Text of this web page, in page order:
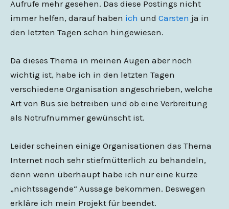
Aufrufe mehr gesehen. Das diese Postings nicht
immer helfen, darauf haben ich und Carsten ja in
den letzten Tagen schon hingewiesen.
Da dieses Thema in meinen Augen aber noch
wichtig ist, habe ich in den letzten Tagen
verschiedene Organisation angeschrieben, welche
Art von Bus sie betreiben und ob eine Verbreitung
als Notrufnummer gewünscht ist.
Leider scheinen einige Organisationen das Thema
Internet noch sehr stiefmütterlich zu behandeln,
denn wenn überhaupt habe ich nur eine kurze
„nichtssagende“ Aussage bekommen. Deswegen
erkläre ich mein Projekt für beendet.